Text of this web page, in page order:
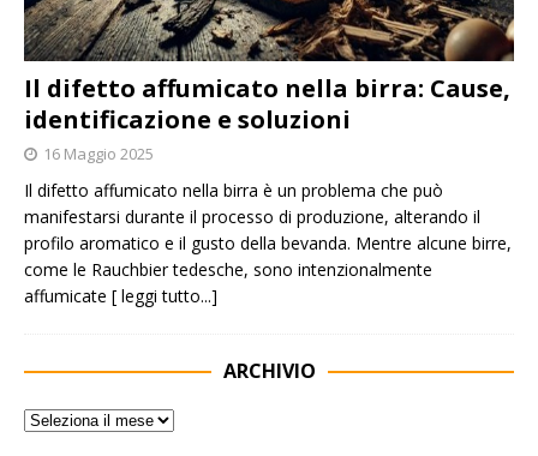
Il difetto affumicato nella birra: Cause,
identificazione e soluzioni
16 Maggio 2025
Il difetto affumicato nella birra è un problema che può
manifestarsi durante il processo di produzione, alterando il
profilo aromatico e il gusto della bevanda. Mentre alcune birre,
come le Rauchbier tedesche, sono intenzionalmente
affumicate [ leggi tutto...]
ARCHIVIO